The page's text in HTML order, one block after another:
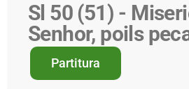
Sl 50 (51) -
Senhor, poils
Partitura